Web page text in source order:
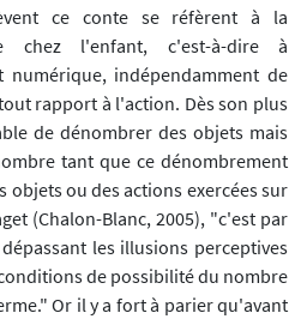
ce conte se réfèrent à la
chez l'enfant, c'est-à-dire à
indépendamment de
rapport à l'action. Dès son plus
de dénombrer des objets mais
tant que ce dénombrement
ou des actions exercées sur
(Chalon-Blanc, 2005), "c'est par
les illusions perceptives
de possibilité du nombre
Or il y a fort à parier qu'avant